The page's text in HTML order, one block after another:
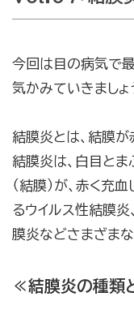
今回は目の病気で
気かみていきましょ
結膜炎とは、結膜が
結膜炎は、白目と
（結膜）が、赤く充
るウイルス性結膜炎
膜炎などさまざまな
≪結膜炎の種類